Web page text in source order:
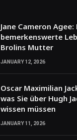
Jane Cameron Agee:
bemerkenswerte
Brolins Mutter
JANUARY 12, 2026
Oscar Maximilian
was Sie über Hugh
wissen müssen
JANUARY 11, 2026